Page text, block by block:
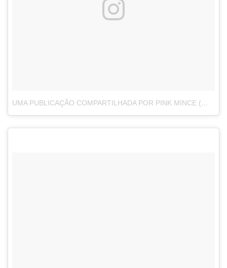
UMA PUBLICAÇÃO COMPARTILHADA POR PINK MINCE (@PINKMINCE)